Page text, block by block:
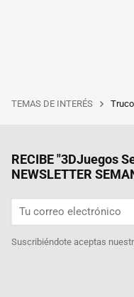
TEMAS DE INTERÉS
RECIBE "3DJuegos
NEWSLETTER
Suscribiéndote aceptas